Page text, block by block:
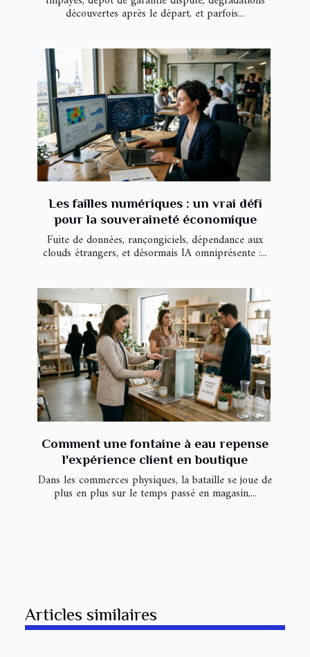
découvertes après le départ, et parfois...
Les failles numériques : un vrai défi
pour la souveraineté économique
Fuite de données, rançongiciels, dépendance aux
clouds étrangers, et désormais IA omniprésente :...
Comment une fontaine à eau repense
l'expérience client en boutique
Dans les commerces physiques, la bataille se joue de
plus en plus sur le temps passé en magasin,...
Articles similaires